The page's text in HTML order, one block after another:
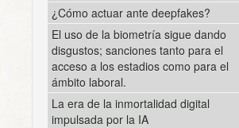
¿Cómo actuar ante deepfakes?
El uso de la biometría sigue dando
disgustos; sanciones tanto para el
acceso a los estadios como para el
ámbito laboral.
La era de la inmortalidad digital
impulsada por la IA